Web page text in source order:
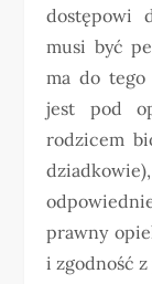
dostępowi
musi być
ma do
jest pod
rodzicem
prawny
i zgodność